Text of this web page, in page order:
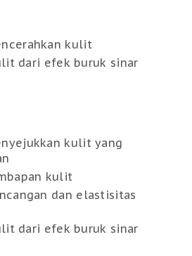
kulit
dari efek buruk sinar
kulit yang
kulit
dan elastisitas
dari efek buruk sinar